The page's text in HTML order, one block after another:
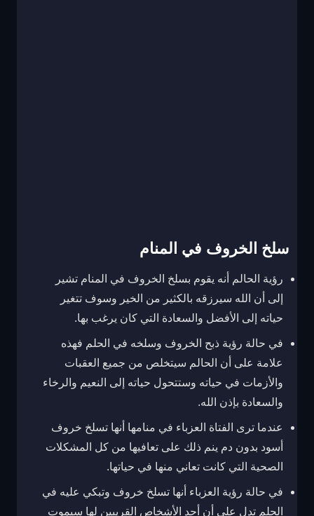
سلخ الخروف في المنام
رؤية الحالم أنه يقوم بسلخ الخروف في المنام تشير
إلى أن الله سيرزقه بالكثير من الخير وسوف تتغير
حياته إلى الأفضل والسعادة التي كان يرغب بها.
في حالة رؤية ذبح الخروف وسلخه في الحلم فهذه
علامة على أن الحالم سيتخلص من جميع العقبات
والأزمات في حياته وستتحول حياته إلى النعيم والرخاء
والسعادة بإذن الله.
عندما ترى الفتاة العزباء في منامها أنها تسلخ خروف
أسود بدون دم ينم ذلك على تعافيها من كل المشكلات
الصحية التي كانت تعاني منها في حياتها.
في حالة رؤية العزباء أنها تسلخ خروف وتبكي عليه في
الحلم تدل على أن أحد الأشخاص القريبين لها سيموت